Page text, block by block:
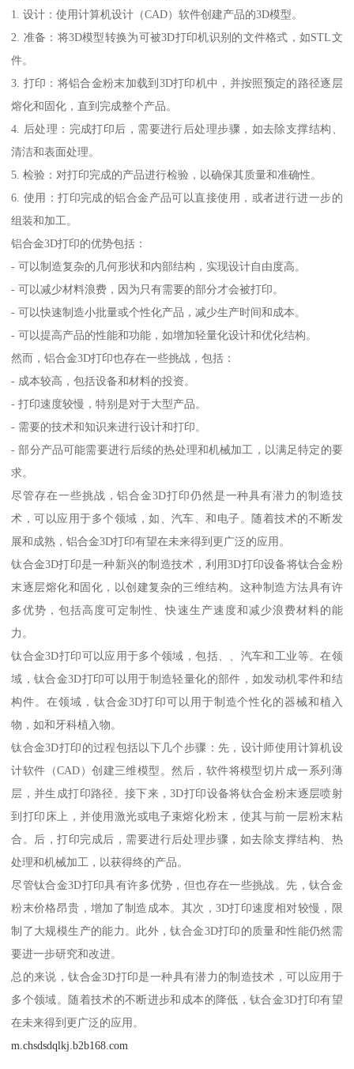
1. 设计：使用计算机设计（CAD）软件创建产品的3D模型。
2. 准备：将3D模型转换为可被3D打印机识别的文件格式，如STL文
件。
3. 打印：将铝合金粉末加载到3D打印机中，并按照预定的路径逐层
熔化和固化，直到完成整个产品。
4. 后处理：完成打印后，需要进行后处理步骤，如去除支撑结构、
清洁和表面处理。
5. 检验：对打印完成的产品进行检验，以确保其质量和准确性。
6. 使用：打印完成的铝合金产品可以直接使用，或者进行进一步的
组装和加工。
铝合金3D打印的优势包括：
- 可以制造复杂的几何形状和内部结构，实现设计自由度高。
- 可以减少材料浪费，因为只有需要的部分才会被打印。
- 可以快速制造小批量或个性化产品，减少生产时间和成本。
- 可以提高产品的性能和功能，如增加轻量化设计和优化结构。
然而，铝合金3D打印也存在一些挑战，包括：
- 成本较高，包括设备和材料的投资。
- 打印速度较慢，特别是对于大型产品。
- 需要的技术和知识来进行设计和打印。
- 部分产品可能需要进行后续的热处理和机械加工，以满足特定的要
求。
尽管存在一些挑战，铝合金3D打印仍然是一种具有潜力的制造技
术，可以应用于多个领域，如、汽车、和电子。随着技术的不断发
展和成熟，铝合金3D打印有望在未来得到更广泛的应用。
钛合金3D打印是一种新兴的制造技术，利用3D打印设备将钛合金粉
末逐层熔化和固化，以创建复杂的三维结构。这种制造方法具有许
多优势，包括高度可定制性、快速生产速度和减少浪费材料的能
力。
钛合金3D打印可以应用于多个领域，包括、、汽车和工业等。在领
域，钛合金3D打印可以用于制造轻量化的部件，如发动机零件和结
构件。在领域，钛合金3D打印可以用于制造个性化的器械和植入
物，如和牙科植入物。
钛合金3D打印的过程包括以下几个步骤：先，设计师使用计算机设
计软件（CAD）创建三维模型。然后，软件将模型切片成一系列薄
层，并生成打印路径。接下来，3D打印设备将钛合金粉末逐层喷射
到打印床上，并使用激光或电子束熔化粉末，使其与前一层粉末粘
合。后，打印完成后，需要进行后处理步骤，如去除支撑结构、热
处理和机械加工，以获得终的产品。
尽管钛合金3D打印具有许多优势，但也存在一些挑战。先，钛合金
粉末价格昂贵，增加了制造成本。其次，3D打印速度相对较慢，限
制了大规模生产的能力。此外，钛合金3D打印的质量和性能仍然需
要进一步研究和改进。
总的来说，钛合金3D打印是一种具有潜力的制造技术，可以应用于
多个领域。随着技术的不断进步和成本的降低，钛合金3D打印有望
在未来得到更广泛的应用。
m.chsdsdqlkj.b2b168.com